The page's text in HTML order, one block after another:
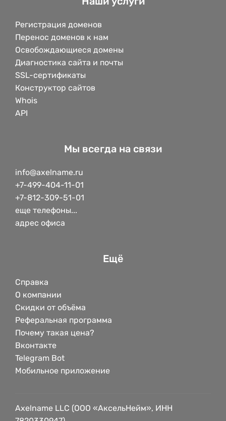
Регистрация доменов
Перенос доменов к нам
Освобождающиеся домены
Диагностика сайта и почты
SSL-сертификаты
Конструктор сайтов
Whois
API
Мы всегда на связи
info@axelname.ru
+7-499-404-11-01
+7-812-309-51-01
еще телефоны...
адрес офиса
Ещё
Справка
О компании
Скидки от объёма
Реферальная программа
Почему такая цена?
Вконтакте
Telegram Bot
Мобильное приложение
Axelname LLC (ООО «АксельНейм», ИНН